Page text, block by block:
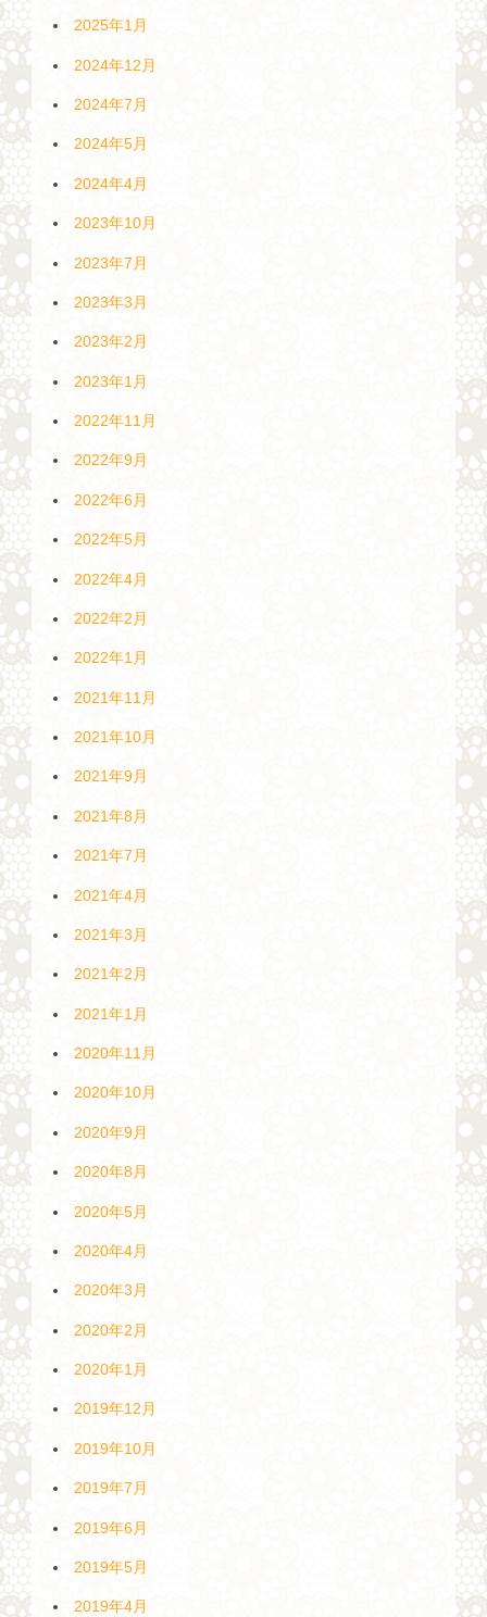
2025年1月
2024年12月
2024年7月
2024年5月
2024年4月
2023年10月
2023年7月
2023年3月
2023年2月
2023年1月
2022年11月
2022年9月
2022年6月
2022年5月
2022年4月
2022年2月
2022年1月
2021年11月
2021年10月
2021年9月
2021年8月
2021年7月
2021年4月
2021年3月
2021年2月
2021年1月
2020年11月
2020年10月
2020年9月
2020年8月
2020年5月
2020年4月
2020年3月
2020年2月
2020年1月
2019年12月
2019年10月
2019年7月
2019年6月
2019年5月
2019年4月